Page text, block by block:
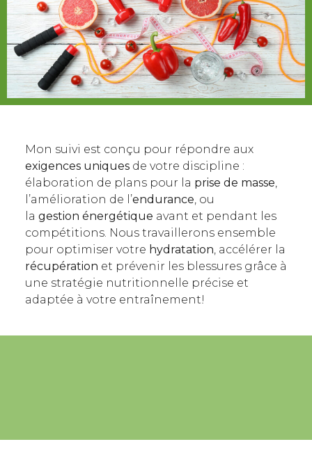
Mon suivi est conçu pour répondre aux
exigences uniques de votre discipline :
élaboration de plans pour la prise de masse,
l’amélioration de l’endurance, ou
la gestion énergétique avant et pendant les
compétitions. Nous travaillerons ensemble
pour optimiser votre hydratation, accélérer la
récupération et prévenir les blessures grâce à
une stratégie nutritionnelle précise et
adaptée à votre entraînement!